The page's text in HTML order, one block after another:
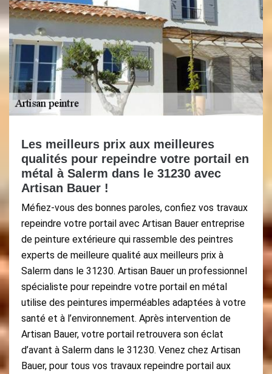
Les meilleurs prix aux meilleures
qualités pour repeindre votre portail en
métal à Salerm dans le 31230 avec
Artisan Bauer !
Méfiez-vous des bonnes paroles, confiez vos travaux
repeindre votre portail avec Artisan Bauer entreprise
de peinture extérieure qui rassemble des peintres
experts de meilleure qualité aux meilleurs prix à
Salerm dans le 31230. Artisan Bauer un professionnel
spécialiste pour repeindre votre portail en métal
utilise des peintures imperméables adaptées à votre
santé et à l’environnement. Après intervention de
Artisan Bauer, votre portail retrouvera son éclat
d’avant à Salerm dans le 31230. Venez chez Artisan
Bauer, pour tous vos travaux repeindre portail aux